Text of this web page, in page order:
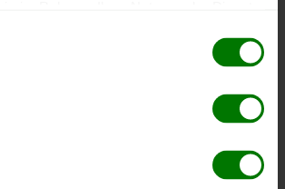
Tiefststand
412,00 €
07.08.2026